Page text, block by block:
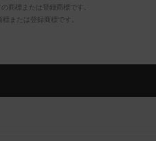
商標または登録商標です。
または登録商標です。